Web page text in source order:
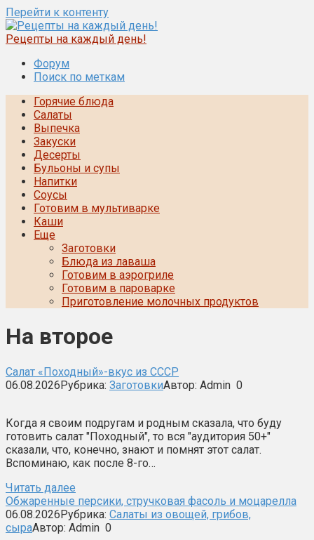
Перейти к контенту
Рецепты на каждый день!
Форум
Поиск по меткам
Горячие блюда
Салаты
Выпечка
Закуски
Десерты
Бульоны и супы
Напитки
Соусы
Готовим в мультиварке
Каши
Еще
Заготовки
Блюда из лаваша
Готовим в аэрогриле
Готовим в пароварке
Приготовление молочных продуктов
На второе
Салат «Походный»-вкус из СССР
06.08.2026Рубрика: ЗаготовкиАвтор: Admin 0
Когда я своим подругам и родным сказала, что буду
готовить салат "Походный", то вся "аудитория 50+"
сказали, что, конечно, знают и помнят этот салат.
Вспоминаю, как после 8-го…
Читать далее
Обжаренные персики, стручковая фасоль и моцарелла
06.08.2026Рубрика: Салаты из овощей, грибов,
сыраАвтор: Admin 0